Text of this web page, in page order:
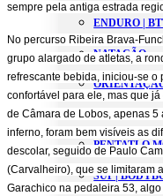
ENDURO |
NATAÇÃO
PADEL
PENTATLO
SUP |
sempre pela antiga estrada
No percurso Ribeira Brava-
grupo alargado de atletas, a
refrescante bebida, iniciou-se o
confortável para ele, mas que
de Câmara de Lobos, apenas
inferno, foram bem visíveis as
descolar, seguido de Paulo
(Carvalheiro), que se limitaram
Garachico na pedaleira 53,